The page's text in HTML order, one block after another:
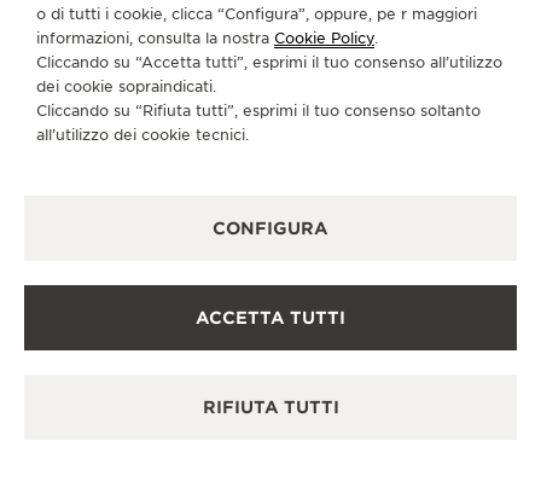
VAI ALLA PAGINA INSTAGRAM DI JAEGER-
VAI ALLA PAGINA LINKEDIN DI JAEGER-
VAI ALLA PAGINA FACEBOOK DI
VAI ALLA PAGINA YOUTUBE
VAI ALLA PAGINA
VAI ALLA PAGINA
ISCRIVERSI ALLA NEWSLETTER
STAMPA
CONDIZIONI DI VENDITA
MODULO DI RECESSO
o di tutti i cookie, clicca “Configura”, oppure, pe r maggiori
informazioni, consulta la nostra Cookie Policy.
Cliccando su “Accetta tutti”, esprimi il tuo consenso all’utilizzo
dei cookie sopraindicati.
Cliccando su “Rifiuta tutti”, esprimi il tuo consenso soltanto
all’utilizzo dei cookie tecnici.
CONFIGURA
ACCETTA TUTTI
RIFIUTA TUTTI